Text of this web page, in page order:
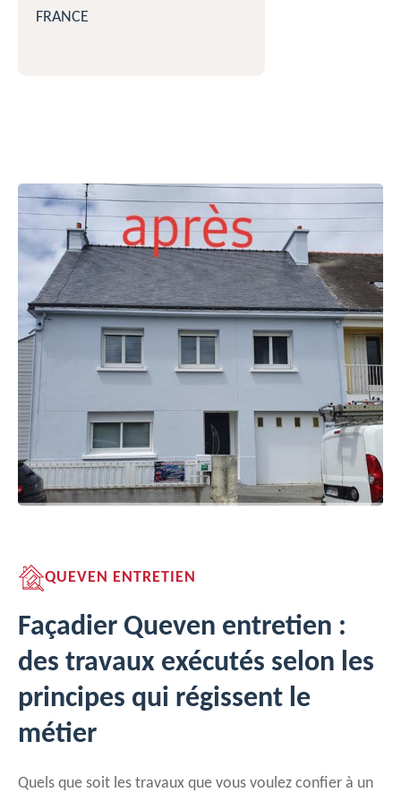
FRANCE
QUEVEN ENTRETIEN
Façadier Queven entretien :
des travaux exécutés selon les
principes qui régissent le
métier
Quels que soit les travaux que vous voulez confier à un